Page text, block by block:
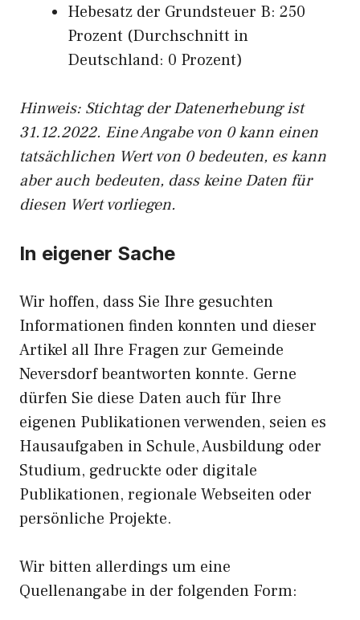
Hebesatz der Grundsteuer B: 250
Prozent (Durchschnitt in
Deutschland: 0 Prozent)
Hinweis: Stichtag der Datenerhebung ist
31.12.2022. Eine Angabe von 0 kann einen
tatsächlichen Wert von 0 bedeuten, es kann
aber auch bedeuten, dass keine Daten für
diesen Wert vorliegen.
In eigener Sache
Wir hoffen, dass Sie Ihre gesuchten
Informationen finden konnten und dieser
Artikel all Ihre Fragen zur Gemeinde
Neversdorf beantworten konnte. Gerne
dürfen Sie diese Daten auch für Ihre
eigenen Publikationen verwenden, seien es
Hausaufgaben in Schule, Ausbildung oder
Studium, gedruckte oder digitale
Publikationen, regionale Webseiten oder
persönliche Projekte.
Wir bitten allerdings um eine
Quellenangabe in der folgenden Form: